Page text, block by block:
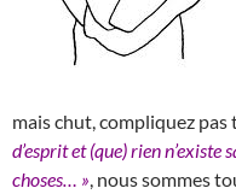
mais chut, compliquez
d’esprit et (que) rien n’existe
choses… » , nous sommes